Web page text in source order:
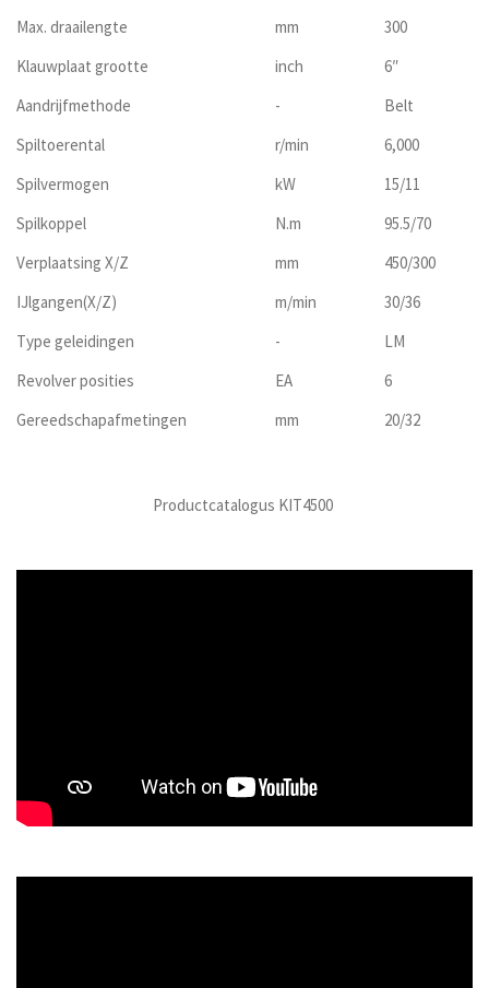
Max. draailengte
mm
300
Klauwplaat grootte
inch
6″
Aandrijfmethode
-
Belt
Spiltoerental
r/min
6,000
Spilvermogen
kW
15/11
Spilkoppel
N.m
95.5/70
Verplaatsing X/Z
mm
450/300
IJlgangen(X/Z)
m/min
30/36
Type geleidingen
-
LM
Revolver posities
EA
6
Gereedschapafmetingen
mm 20/32
Productcatalogus KIT4500